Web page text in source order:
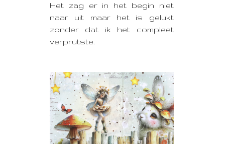
Het zag er in het begin niet
naar uit maar het is gelukt
zonder dat ik het compleet
verprutste.